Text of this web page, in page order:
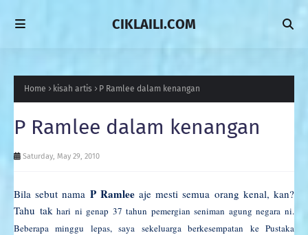
CIKLAILI.COM
Home kisah artis P Ramlee dalam kenangan
P Ramlee dalam kenangan
Saturday, May 29, 2010
Bila sebut nama P Ramleeaje mesti semua orang kenal, kan?
Tahu takhari ni genap 37 tahun pemergian seniman agung negara ni.
Beberapa minggu lepas, saya sekeluarga berkesempatan ke Pustaka